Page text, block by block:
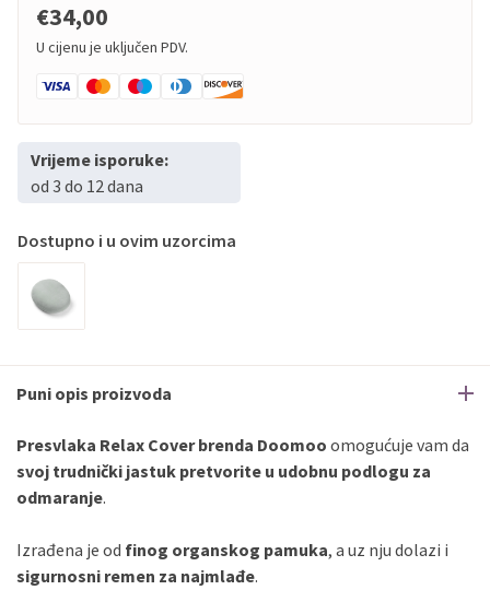
€34,00
U cijenu je uključen PDV.
Vrijeme isporuke:
od 3 do 12 dana
Dostupno i u ovim uzorcima
Puni opis proizvoda
Presvlaka Relax Cover brenda Doomoo omogućuje vam da
svoj trudnički jastuk pretvorite u udobnu podlogu za
odmaranje.
Izrađena je od finog organskog pamuka, a uz nju dolazi i
sigurnosni remen za najmlađe.